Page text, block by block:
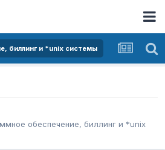
биллинг и *unix системы
обеспечение, биллинг и *unix